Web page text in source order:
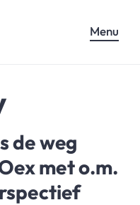
Menu
de weg
met o.m.